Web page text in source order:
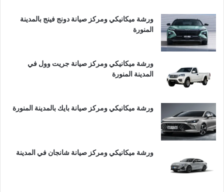
ورشة ميكانيكي ومركز صيانة دونج فينج بالمدينة
المنورة
ورشة ميكانيكي ومركز صيانة جريت وول في
المدينة المنورة
ورشة ميكانيكي ومركز صيانة بايك بالمدينة المنورة
ورشة ميكانيكي ومركز صيانة شانجان في المدينة